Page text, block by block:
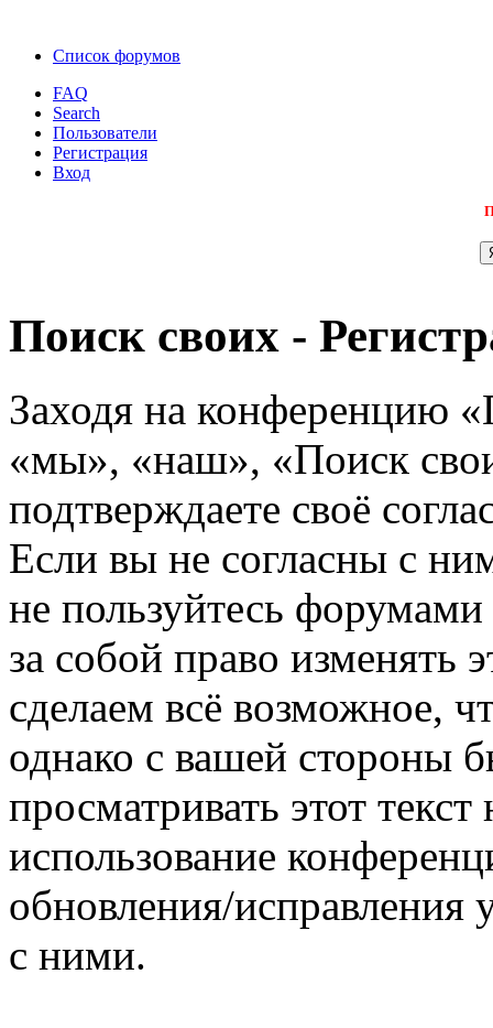
Список форумов
FAQ
Search
Пользователи
Регистрация
Вход
Поиск своих -
Заходя на конференцию
«мы», «наш», «Поиск
подтверждаете своё
Если вы не согласны с
не пользуйтесь
за собой право изменять
сделаем всё возможное,
однако с вашей стороны
просматривать этот
использование
обновления/исправления
с ними.